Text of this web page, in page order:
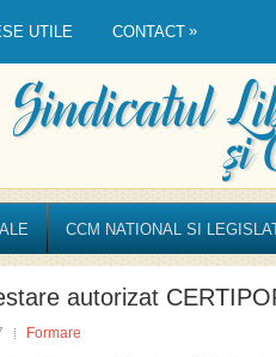
UTILE CONTACT »
CCM NATIONAL SI
autorizat
Formare